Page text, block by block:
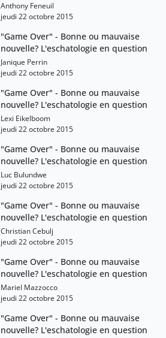
Anthony Feneuil
jeudi 22 octobre 2015
"Game Over" - Bonne ou mauvaise
nouvelle? L'eschatologie en question
Janique Perrin
jeudi 22 octobre 2015
"Game Over" - Bonne ou mauvaise
nouvelle? L'eschatologie en question
Lexi Eikelboom
jeudi 22 octobre 2015
"Game Over" - Bonne ou mauvaise
nouvelle? L'eschatologie en question
Luc Bulundwe
jeudi 22 octobre 2015
"Game Over" - Bonne ou mauvaise
nouvelle? L'eschatologie en question
Christian Cebulj
jeudi 22 octobre 2015
"Game Over" - Bonne ou mauvaise
nouvelle? L'eschatologie en question
Mariel Mazzocco
jeudi 22 octobre 2015
"Game Over" - Bonne ou mauvaise
nouvelle? L'eschatologie en question